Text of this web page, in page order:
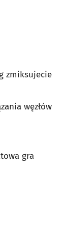
zmiksujecie
węzłów
gra